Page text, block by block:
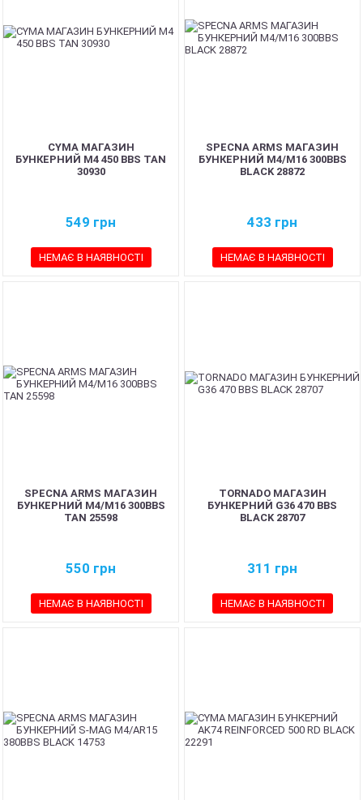
CYMA МАГАЗИН
БУНКЕРНИЙ M4 450 BBS TAN
30930
549 грн
НЕМАЄ В НАЯВНОСТІ
SPECNA ARMS МАГАЗИН
БУНКЕРНИЙ M4/M16 300BBS
BLACK 28872
433 грн
НЕМАЄ В НАЯВНОСТІ
SPECNA ARMS МАГАЗИН
БУНКЕРНИЙ M4/M16 300BBS
TAN 25598
550 грн
НЕМАЄ В НАЯВНОСТІ
TORNADO МАГАЗИН
БУНКЕРНИЙ G36 470 BBS
BLACK 28707
311 грн
НЕМАЄ В НАЯВНОСТІ